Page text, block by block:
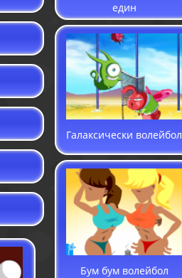
един
Галаксически волейбол
Бум бум волейбол